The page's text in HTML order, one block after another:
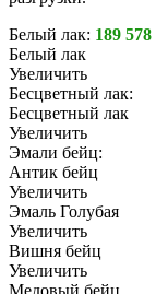
Белый лак: 189 578
Белый лак
Увеличить
Бесцветный лак:
Бесцветный лак
Увеличить
Эмали бейц:
Антик бейц
Увеличить
Эмаль Голубая
Увеличить
Вишня бейц
Увеличить